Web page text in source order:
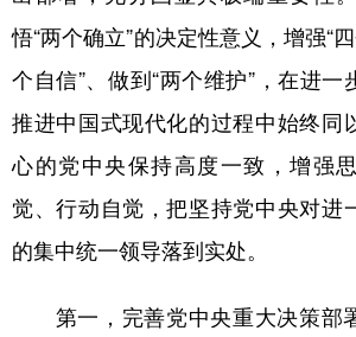
文化产业
地方频道
北京 天津 河北
辽宁 吉林
浙江 安徽 福建
悟“两个确立”的决定性意义，增强“
个自信”、做到“两个维护”，在进一
推进中国式现代化的过程中始终同
心的党中央保持高度一致，增强
觉、行动自觉，把坚持党中央对进
的集中统一领导落到实处。
第一，完善党中央重大决策部